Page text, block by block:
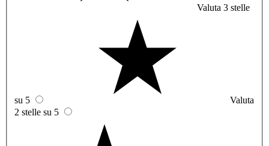
Valuta 3 stelle
su 5
Valuta
2 stelle su 5